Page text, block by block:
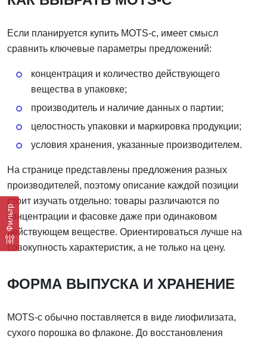
Фильтр
Если планируется купить MOTS-c, имеет смысл
сравнить ключевые параметры предложений:
концентрация и количество действующего
вещества в упаковке;
производитель и наличие данных о партии;
целостность упаковки и маркировка продукции;
условия хранения, указанные производителем.
На странице представлены предложения разных
производителей, поэтому описание каждой позиции
стоит изучать отдельно: товары различаются по
концентрации и фасовке даже при одинаковом
действующем веществе. Ориентироваться лучше на
совокупность характеристик, а не только на цену.
ФОРМА ВЫПУСКА И ХРАНЕНИЕ
MOTS-c обычно поставляется в виде лиофилизата,
сухого порошка во флаконе. До восстановления